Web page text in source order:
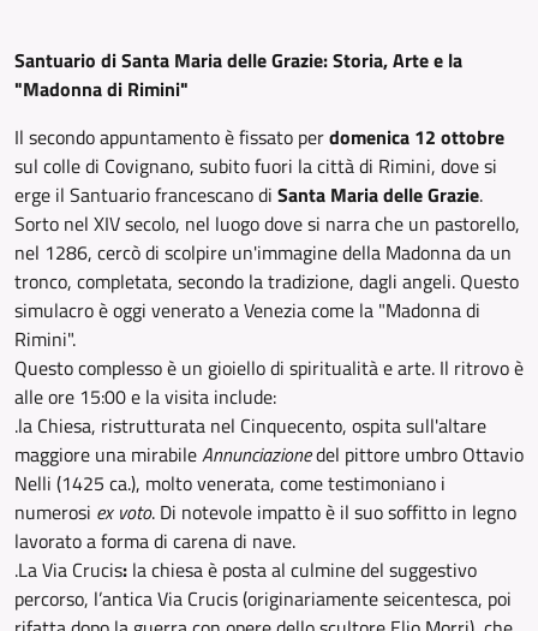
Santuario di Santa Maria delle Grazie: Storia, Arte e la
"Madonna di Rimini"
Il secondo appuntamento è fissato perdomenica 12 ottobre
sul colle di Covignano, subito fuori la città di Rimini, dove si
erge il Santuario francescano di Santa Maria delle Grazie.
Sorto nel XIV secolo, nel luogo dove si narra che un pastorello,
nel 1286, cercò di scolpire un'immagine della Madonna da un
tronco, completata, secondo la tradizione, dagli angeli. Questo
simulacro è oggi venerato a Venezia come la "Madonna di
Rimini".
Questo complesso è un gioiello di spiritualità e arte. Il ritrovo è
alle ore 15:00 e la visita include:
.la Chiesa, ristrutturata nel Cinquecento, ospita sull'altare
maggiore una mirabileAnnunciazionedel pittore umbro Ottavio
Nelli (1425 ca.), molto venerata, come testimoniano i
numerosi ex voto. Di notevole impatto è il suo soffitto in legno
lavorato a forma di carena di nave.
.La Via Crucis: la chiesa è posta al culmine del suggestivo
percorso, l’antica Via Crucis (originariamente seicentesca, poi